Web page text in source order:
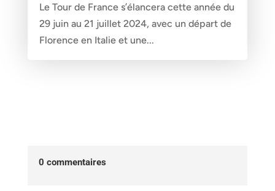
Le Tour de France s’élancera cette année du
29 juin au 21 juillet 2024, avec un départ de
Florence en Italie et une...
0 commentaires